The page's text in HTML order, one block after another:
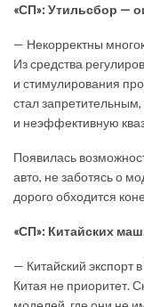
«СП»: Утильсбор —
— Некорректны
Из средства
и стимулирования
стал
и неэффективную
Появилась
авто, не заботясь о
дорого обходится
«СП»: Китайских
— Китайский экспорт
Китая не приоритет.